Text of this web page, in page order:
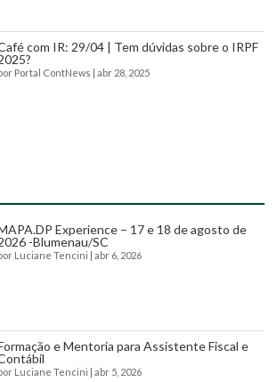
com IR: 29/04 | Tem dúvidas sobre o IRPF
Portal ContNews | abr 28, 2025
Experience – 17 e 18 de agosto de
-Blumenau/SC
Luciane Tencini | abr 6, 2026
e Mentoria para Assistente Fiscal e
Luciane Tencini | abr 5, 2026